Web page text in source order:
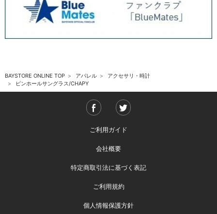
BAYSTORE ONLINE TOP アパレル
アクセサリ・時計
ピンホールサングラス/CHAPY
ご利用ガイド
会社概要
特定商取引法に基づく表記
ご利用規約
個人情報保護方針